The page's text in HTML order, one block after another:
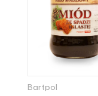
Bartpol